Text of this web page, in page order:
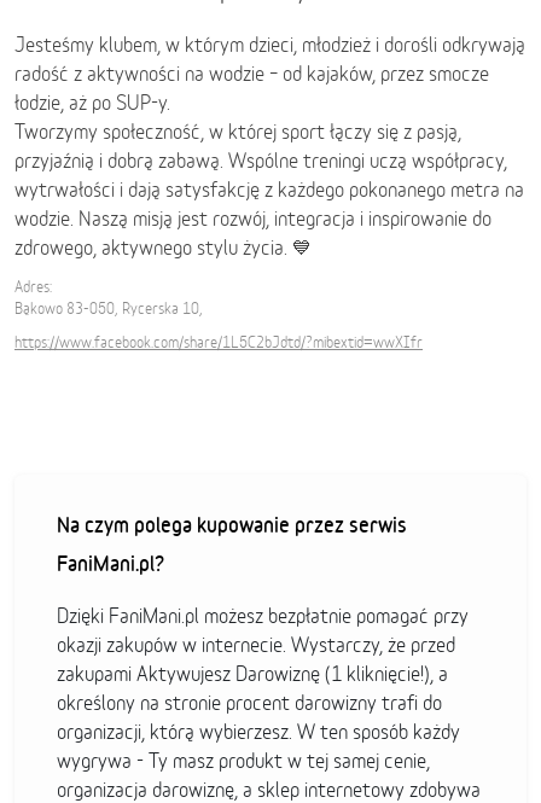
Jesteśmy klubem, w którym dzieci, młodzież i dorośli odkrywają
radość z aktywności na wodzie – od kajaków, przez smocze
łodzie, aż po SUP-y.
Tworzymy społeczność, w której sport łączy się z pasją,
przyjaźnią i dobrą zabawą. Wspólne treningi uczą współpracy,
wytrwałości i dają satysfakcję z każdego pokonanego metra na
wodzie. Naszą misją jest rozwój, integracja i inspirowanie do
zdrowego, aktywnego stylu życia. 💙
Adres:
Bąkowo 83-050, Rycerska 10,
https://www.facebook.com/share/1L5C2bJdtd/?mibextid=wwXIfr
Na czym polega kupowanie przez serwis
FaniMani.pl?
Dzięki FaniMani.pl możesz bezpłatnie pomagać przy
okazji zakupów w internecie. Wystarczy, że przed
zakupami Aktywujesz Darowiznę (1 kliknięcie!), a
określony na stronie procent darowizny trafi do
organizacji, którą wybierzesz. W ten sposób każdy
wygrywa - Ty masz produkt w tej samej cenie,
organizacja darowiznę, a sklep internetowy zdobywa